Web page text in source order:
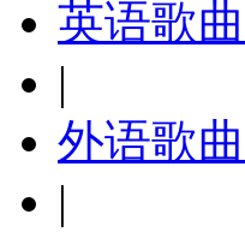
英语歌曲
|
外语歌曲
|